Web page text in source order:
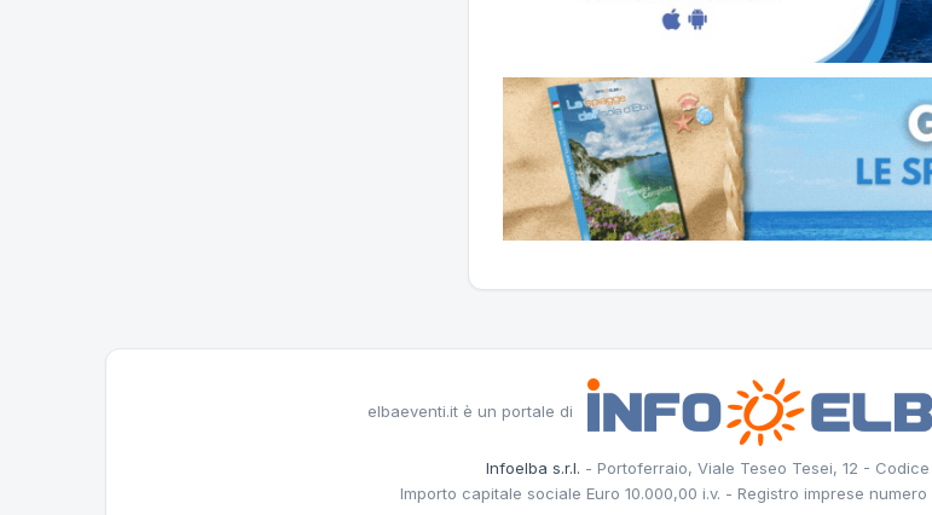
elbaeventi.it è un portale di
Infoelba s.r.l. - Portoferraio, Viale Teseo Tesei, 12 - Codice
Importo capitale sociale Euro 10.000,00 i.v. - Registro imprese numero